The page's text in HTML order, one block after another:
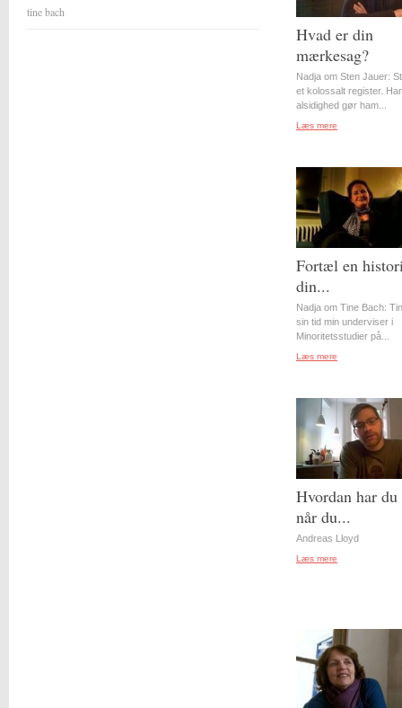
tine bach
Hvad er din
mærkesag?
Nadja om Sten Jauer:
et kolossalt register.
alsidighed gør ham...
Læs mere
Fortæl en
din...
Nadja om Tine Bach:
sin tid min underviser i
Minoritetsstudier på...
Læs mere
Hvordan har du
når du...
Andreas Lloyd
Læs mere